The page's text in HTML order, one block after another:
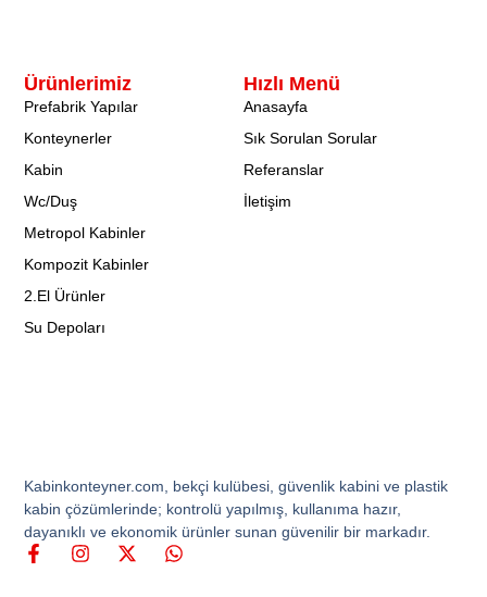
Kabinkonteyner.com, bekçi kulübesi, güvenlik kabini ve plastik
kabin çözümlerinde; kontrolü yapılmış, kullanıma hazır,
dayanıklı ve ekonomik ürünler sunan güvenilir bir markadır.
Hızlı Menü
Anasayfa
Sık Sorulan Sorular
Referanslar
İletişim
Ürünlerimiz
Prefabrik Yapılar
Konteynerler
Kabin
Wc/Duş
Metropol Kabinler
Kompozit Kabinler
2.El Ürünler
Su Depoları